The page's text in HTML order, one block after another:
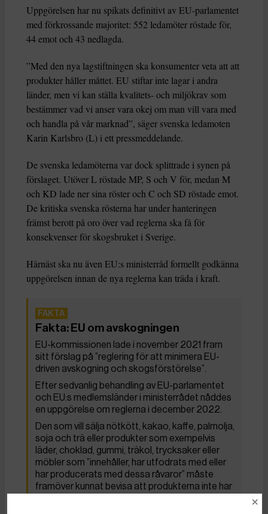
Uppgörelsen har nu spikats definitivt av EU-parlamentet
med förkrossande majoritet: 552 ledamöter röstade för,
44 emot och 43 nedlagda.
”Med den nya lagstiftningen ska konsumenter veta att att
produkter håller måttet. EU stiftar inte lagar i andra
länder, men vi kan ställa kvalitets- och miljökrav som
bestämmer vad vi anser vara okej om man vill vara med
och handla på vår marknad”, säger svenska ledamoten
Karin Karlsbro (L) i ett pressmeddelande.
De svenska ledamöterna var dock splittrade i synen på
förslaget. Utöver L röstade MP, S och V för, medan M
och KD lade ner sina röster och C och SD röstade emot.
De kritiska svenska rösterna har under hanteringen
främst berott på oro över vad reglerna ska få för
konsekvenser för skogsbruket i Sverige.
Härnäst ska nu även EU:s ministerråd formellt godkänna
uppgörelsen innan de nya reglerna kan träda i kraft.
Fakta: EU om avskogningen
EU-kommissionen lade i november 2021 fram
sitt förslag på ”reglering för att minimera EU-
driven avskogning och skogsförstörelse”.
Efter sedvanlig behandling av EU-parlamentet
och EU:s medlemsländer i ministerrådet nåddes
en uppgörelse om reglerna i december 2022.
Den som vill sälja nötkött, kakao, kaffe, palmolja,
soja och trä eller produkter som exempelvis
läder, choklad, gummi, träkol, trycksaker eller
möbler som ”innehåller, har utfodrats med eller
har producerats med dessa råvaror” måste
framöver kunnat bevisa att produkterna inte har